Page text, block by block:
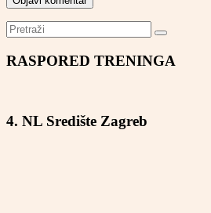
RASPORED TRENINGA
4. NL Središte Zagreb